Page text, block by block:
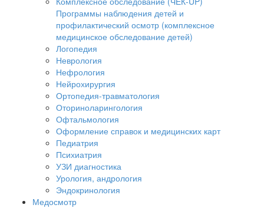
Программы наблюдения детей и
профилактический осмотр (комплексное
медицинское обследование детей)
Логопедия
Неврология
Нефрология
Нейрохирургия
Ортопедия-травматология
Оториноларингология
Офтальмология
Оформление справок и медицинских карт
Педиатрия
Психиатрия
УЗИ диагностика
Урология, андрология
Эндокринология
Медосмотр